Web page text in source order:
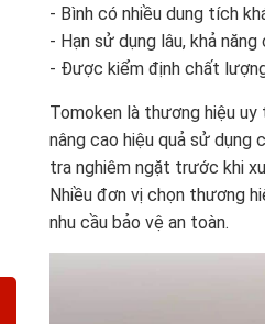
- Bình có nhiều dung tích
- Hạn sử dụng lâu, khả
- Được kiểm định chất
Tomoken là thương hiệu
nâng cao hiệu quả sử dụng
tra nghiêm ngặt trước khi
Nhiều đơn vị chọn thương
nhu cầu bảo vệ an toàn.